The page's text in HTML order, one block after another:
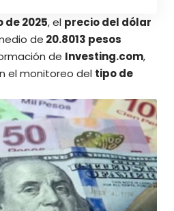
de 2025, el precio del dólar
de 20.8013 pesos
de Investing.com,
el monitoreo del tipo de